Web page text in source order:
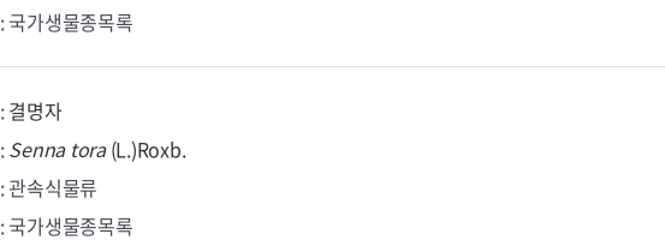
: 국가생물종목록
:결명자
:Senna tora(L.)Roxb.
: 관속식물류
: 국가생물종목록